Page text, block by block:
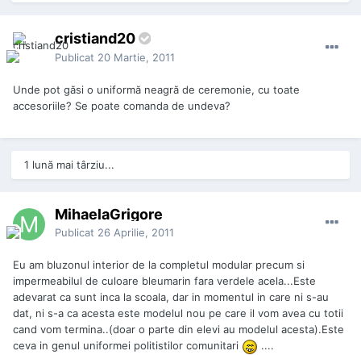
cristiand20
Publicat 20 Martie, 2011
Unde pot găsi o uniformă neagră de ceremonie, cu toate
accesoriile? Se poate comanda de undeva?
1 lună mai târziu...
MihaelaGrigore
Publicat 26 Aprilie, 2011
Eu am bluzonul interior de la completul modular precum si
impermeabilul de culoare bleumarin fara verdele acela...Este
adevarat ca sunt inca la scoala, dar in momentul in care ni s-au
dat, ni s-a ca acesta este modelul nou pe care il vom avea cu totii
cand vom termina..(doar o parte din elevi au modelul acesta).Este
ceva in genul uniformei politistilor comunitari
....